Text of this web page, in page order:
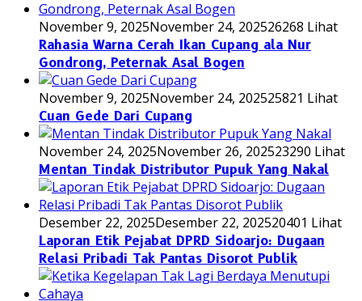
November 9, 2025November 24, 202526268 Lihat
Rahasia Warna Cerah Ikan Cupang ala Nur
Gondrong, Peternak Asal Bogen
November 9, 2025November 24, 202525821 Lihat
Cuan Gede Dari Cupang
November 24, 2025November 26, 202523290 Lihat
Mentan Tindak Distributor Pupuk Yang Nakal
Desember 22, 2025Desember 22, 202520401 Lihat
Laporan Etik Pejabat DPRD Sidoarjo: Dugaan
Relasi Pribadi Tak Pantas Disorot Publik